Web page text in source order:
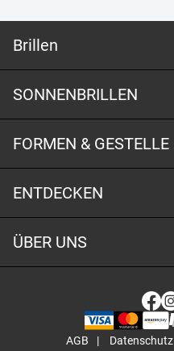
Brillen
SONNENBRILLEN
FORMEN & GESTELLE
ENTDECKEN
ÜBER UNS
AGB Datenschutz